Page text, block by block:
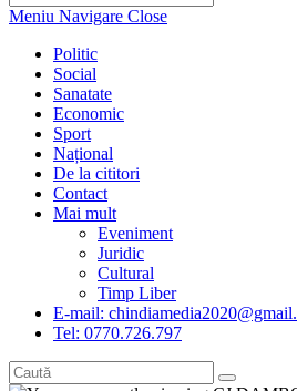
Meniu Navigare Close
Politic
Social
Sanatate
Economic
Sport
Național
De la cititori
Contact
Mai mult
Eveniment
Juridic
Cultural
Timp Liber
E-mail:
Tel: 0770.726.797